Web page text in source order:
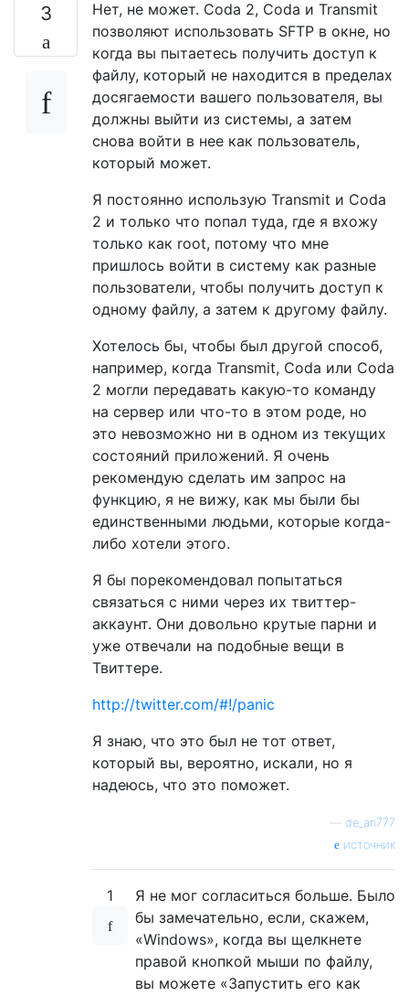
3
Нет, не может. Coda 2, Coda и Transmit
позволяют использовать SFTP в окне, но
когда вы пытаетесь получить доступ к
файлу, который не находится в пределах
досягаемости вашего пользователя, вы
должны выйти из системы, а затем
снова войти в нее как пользователь,
который может.
Я постоянно использую Transmit и Coda
2 и только что попал туда, где я вхожу
только как root, потому что мне
пришлось войти в систему как разные
пользователи, чтобы получить доступ к
одному файлу, а затем к другому файлу.
Хотелось бы, чтобы был другой способ,
например, когда Transmit, Coda или Coda
2 могли передавать какую-то команду
на сервер или что-то в этом роде, но
это невозможно ни в одном из текущих
состояний приложений. Я очень
рекомендую сделать им запрос на
функцию, я не вижу, как мы были бы
единственными людьми, которые когда-
либо хотели этого.
Я бы порекомендовал попытаться
связаться с ними через их твиттер-
аккаунт. Они довольно крутые парни и
уже отвечали на подобные вещи в
Твиттере.
http://twitter.com/#!/panic
Я знаю, что это был не тот ответ,
который вы, вероятно, искали, но я
надеюсь, что это поможет.
de_an777
источник
1
Я не мог согласиться больше. Было
бы замечательно, если, скажем,
«Windows», когда вы щелкнете
правой кнопкой мыши по файлу,
вы можете «Запустить его как